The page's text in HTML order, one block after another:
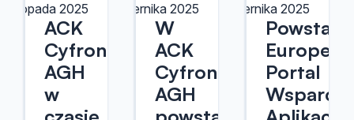
listopada 2025
ACK
Cyfronet
AGH
w
10 października 2025
W
ACK
Cyfronet
AGH
1 października 2025
Powstał
Portal
Wsparcia